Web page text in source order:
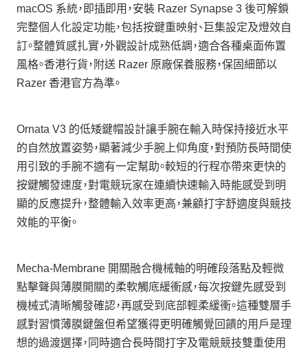
macOS 系統，即插即用，安裝 Razer Synapse 3 後可解鎖
完整個人化設定功能，包括按鍵重映射、巨集設定及燈效自
訂。整體質感扎實，外觀設計成熟低調，適合各種桌面佈置
風格。香港行貨，附送 Razer 原廠保養服務，保固細節以
Razer 香港官方為準。
Ornata V3 的低矮鍵帽設計讓手腕在輸入時保持接近水平
的自然放置姿勢，顯著減少手腕上仰角度，對預防長時間使
用引致的手腕不適有一定幫助。較短的行程亦帶來更快的
按鍵觸發速度，對電競玩家在連續快速輸入時能感受到明
顯的反應提升，整體輸入效率更高，兼顧打字舒適度與競技
效能的平衡。
Mecha-Membrane 開關融合機械軸的明確段落點及輕微
點擊聲與薄膜開關的柔軟觸底緩衝感，每次按鍵先感受到
機械式清晰觸發確認，再感受到底部輕柔緩衝。這種雙層手
感對習慣薄膜鍵盤但希望獲得更明確觸覺回饋的用戶是理
想的過渡選擇，同時適合長時間打字及電競競技雙重使用